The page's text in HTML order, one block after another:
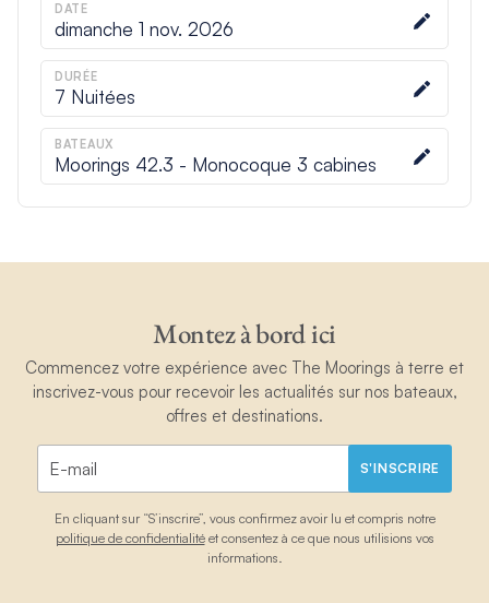
DATE
dimanche 1 nov. 2026
DURÉE
7 Nuitées
BATEAUX
Moorings 42.3 - Monocoque 3 cabines
Montez à bord ici
Commencez votre expérience avec The Moorings à terre et
inscrivez-vous pour recevoir les actualités sur nos bateaux,
offres et destinations.
S'INSCRIRE
En cliquant sur “S’inscrire”, vous confirmez avoir lu et compris notre
politique de confidentialitéet consentez à ce que nous utilisions vos
informations.